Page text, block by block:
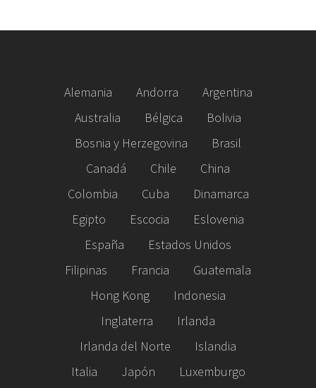
Alemania Andorra
Argentina
Australia
Bélgica
Bolivia
Bosnia y Herzegovina
Brasil
Canadá
Chile
China
Colombia
Cuba
Dinamarca
Egipto
Escocia
Eslovenia
España
Estados Unidos
Filipinas
Francia
Guatemala
Hong Kong
Indonesia
Inglaterra
Irlanda
Irlanda del Norte
Islandia
Italia
Japón
Luxemburgo